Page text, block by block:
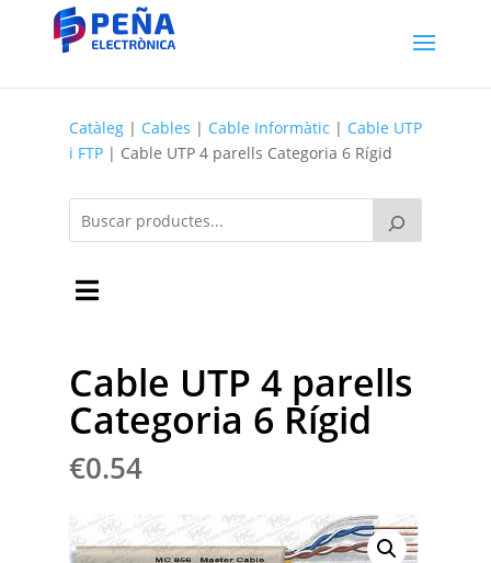
Catàleg| Cables | Cable Informàtic | Cable UTP
i FTP| Cable UTP 4 parells Categoria 6 Rígid
Cable UTP 4 parells
Categoria 6 Rígid
€0.54